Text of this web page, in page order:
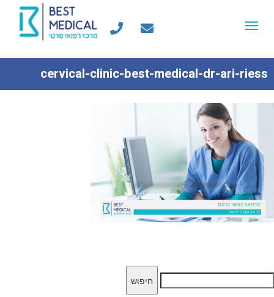
Toggle
cervical-clinic-best-medical-dr-ari-riess
חיפוש: